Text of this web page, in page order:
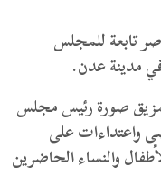
تابعة للمجلس
في مدينة عدن.
صورة رئيس مجلس
واعتداءات على
والنساء الحاضرين